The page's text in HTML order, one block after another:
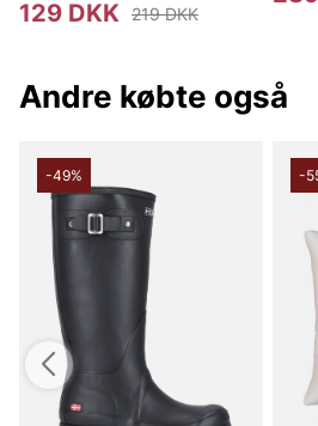
129 DKK 219 DKK
Andre købte også
-49% -